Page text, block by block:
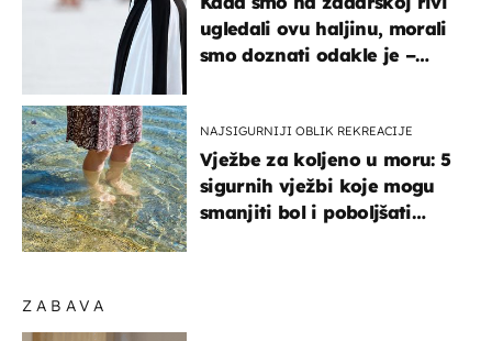
ZABAVA
ugledali ovu haljinu, morali
smo doznati odakle je –
NAJSIGURNIJI OBLIK REKREACIJE
Vježbe za koljeno u moru: 5
sigurnih vježbi koje mogu
smanjiti bol i poboljšati